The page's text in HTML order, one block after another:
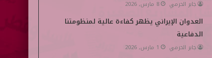
جابر الحرمي 8 مارس, 2026
العدوان الإيراني يظهر كفاءة عالية لمنظومتنا
الدفاعية
جابر الحرمي 1 مارس, 2026